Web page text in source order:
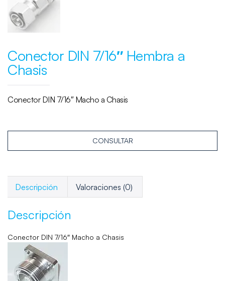
Conector DIN 7/16″ Hembra a
Chasis
Conector DIN 7/16″ Macho a Chasis
CONSULTAR
Descripción Valoraciones (0)
Descripción
Conector DIN 7/16″ Macho a Chasis